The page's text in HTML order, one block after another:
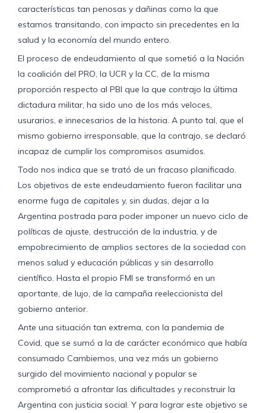
características tan penosas y dañinas como la que
estamos transitando, con impacto sin precedentes en la
salud y la economía del mundo entero.
El proceso de endeudamiento al que sometió a la Nación
la coalición del PRO, la UCR y la CC, de la misma
proporción respecto al PBI que la que contrajo la última
dictadura militar, ha sido uno de los más veloces,
usurarios, e innecesarios de la historia. A punto tal, que el
mismo gobierno irresponsable, que la contrajo, se declaró
incapaz de cumplir los compromisos asumidos.
Todo nos indica que se trató de un fracaso planificado.
Los objetivos de este endeudamiento fueron facilitar una
enorme fuga de capitales y, sin dudas, dejar a la
Argentina postrada para poder imponer un nuevo ciclo de
políticas de ajuste, destrucción de la industria, y de
empobrecimiento de amplios sectores de la sociedad con
menos salud y educación públicas y sin desarrollo
científico. Hasta el propio FMI se transformó en un
aportante, de lujo, de la campaña reeleccionista del
gobierno anterior.
Ante una situación tan extrema, con la pandemia de
Covid, que se sumó a la de carácter económico que había
consumado Cambiemos, una vez más un gobierno
surgido del movimiento nacional y popular se
comprometió a afrontar las dificultades y reconstruir la
Argentina con justicia social. Y para lograr este objetivo se